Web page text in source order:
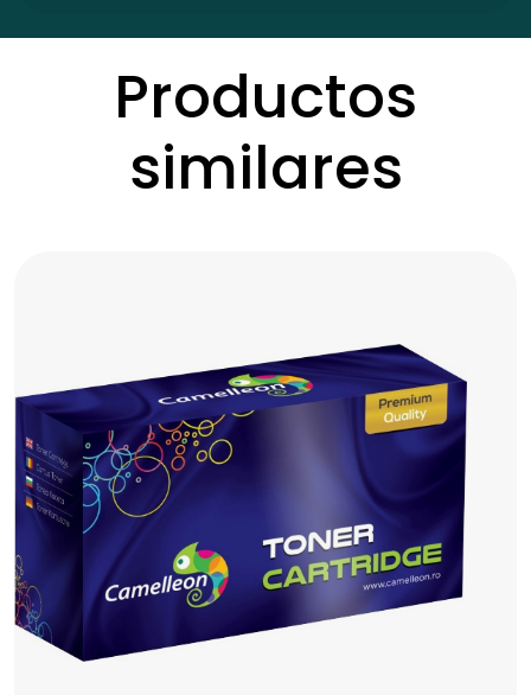
Productos
similares